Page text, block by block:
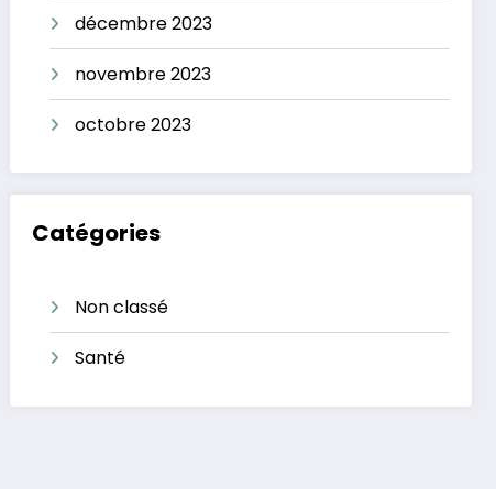
décembre 2023
novembre 2023
octobre 2023
Catégories
Non classé
Santé